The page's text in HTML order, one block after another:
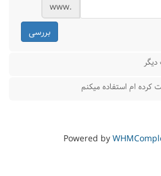
www.
بررسی
دیگر
کرده ام استفاده میکنم
Powered by